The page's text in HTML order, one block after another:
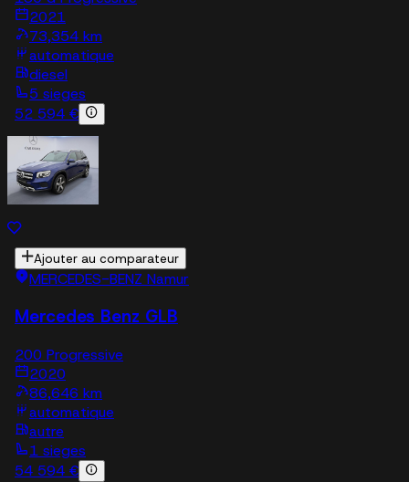
2021
73,354 km
automatique
diesel
5 sieges
52 594 €
Ajouter au comparateur
MERCEDES-BENZ Namur
Mercedes Benz GLB
200 Progressive
2020
86,646 km
automatique
autre
1 sieges
54 594 €